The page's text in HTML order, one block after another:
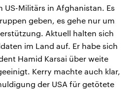
US-Militärs in Afghanistan. Es
geben, es gehe nur um
Aktuell halten sich
im Land auf. Er habe sich
Hamid Karsai über weite
Kerry machte auch klar,
der USA für getötete